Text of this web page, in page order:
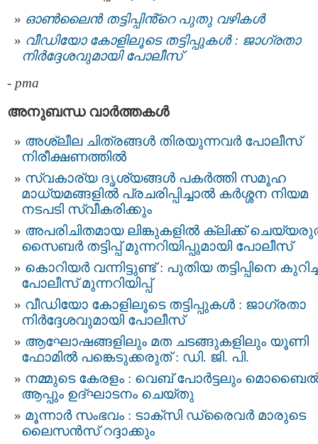
ഓണ്‍ലൈന്‍ തട്ടിപ്പിൻ്റെ പുതു വഴികള്‍
വീഡിയോ കോളിലൂടെ തട്ടിപ്പുകൾ : ജാഗ്രതാ
നിർദ്ദേശവുമായി പോലീസ്
- pma
അനുബന്ധ വാര്‍ത്തകള്‍
അശ്ലീല ചിത്രങ്ങള്‍ തിരയുന്നവര്‍ പോലീസ്
നിരീക്ഷണത്തില്‍
സ്വകാര്യ ദൃശ്യങ്ങള്‍ പകര്‍ത്തി സമൂഹ
മാധ്യമങ്ങളില്‍ പ്രചരിപ്പിച്ചാൽ കർശ്ശന നിയമ
നടപടി സ്വീകരിക്കും
അപരിചിതമായ ലിങ്കുകളിൽ ക്ലിക്ക്
സൈബർ തട്ടിപ്പ് മുന്നറിയിപ്പുമായി പോലീസ്
കൊറിയർ വന്നിട്ടുണ്ട് : പുതിയ തട്ടിപ്പിനെ
പോലീസ് മുന്നറിയിപ്പ്
വീഡിയോ കോളിലൂടെ തട്ടിപ്പുകൾ : ജാഗ്രതാ
നിർദ്ദേശവുമായി പോലീസ്
ആഘോഷങ്ങളിലും മത ചടങ്ങുകളിലും യൂണി
ഫോമിൽ പങ്കെടുക്കരുത് : ഡി. ജി. പി.
നമ്മുടെ കേരളം : വെബ് പോർട്ടലും
ആപ്പും ഉദ്ഘാടനം ചെയ്തു
മൂന്നാർ സംഭവം : ടാക്‌സി ഡ്രൈവര്‍ മാരുടെ
ലൈസന്‍സ് റദ്ദാക്കും